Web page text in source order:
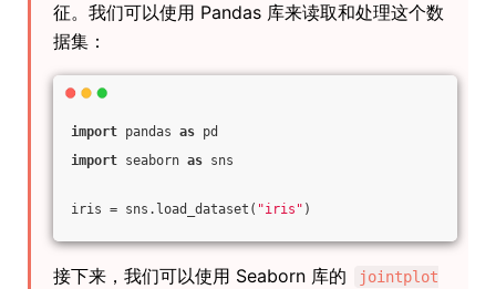
征。我们可以使用 Pandas 库来读取和处理这个数
据集：
import pandas as pd
import seaborn as sns
iris = sns.load_dataset( "iris" )
接下来，我们可以使用 Seaborn 库的
jointplot